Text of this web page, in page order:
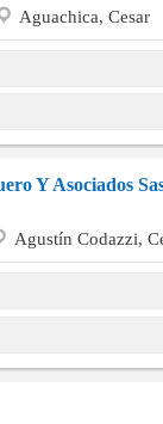
Aguachica, Cesar
Y Asociados
Agustín Codazzi,